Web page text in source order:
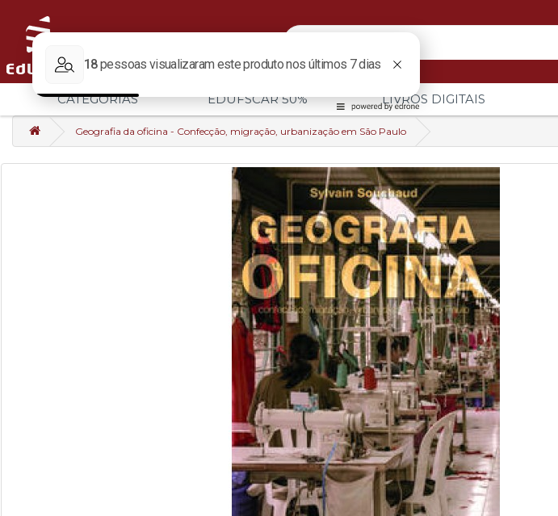
CATEGORIAS EDUFSCAR 50% LIVROS DIGITAIS
Geografia da oficina - Confecção, migração, urbanização em São Paulo